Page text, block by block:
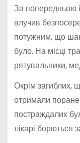
За попередньою
влучив
потужним, що
було. На місці
рятувальники,
Окрім
отримали
постраждалих
лікарі борються